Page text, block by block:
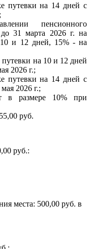
путевки на 14 дней с
пенсионного
до 31 марта 2026 г. на
10 и 12 дней, 15% - на
на 10 и 12 дней
2026 г.;
путевки на 14 дней с
2026 г.;
в размере 10% при
руб.
руб.:
места: 500,00 руб. в